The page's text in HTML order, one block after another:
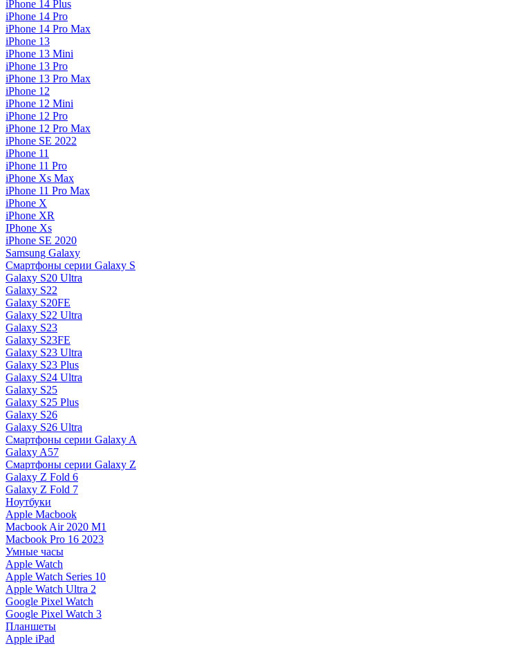
iPhone 14 Plus
iPhone 14 Pro
iPhone 14 Pro Max
iPhone 13
iPhone 13 Mini
iPhone 13 Pro
iPhone 13 Pro Max
iPhone 12
iPhone 12 Mini
iPhone 12 Pro
iPhone 12 Pro Max
iPhone SE 2022
iPhone 11
iPhone 11 Pro
iPhone Xs Max
iPhone 11 Pro Max
iPhone X
iPhone XR
IPhone Xs
iPhone SE 2020
Samsung Galaxy
Смартфоны серии Galaxy S
Galaxy S20 Ultra
Galaxy S22
Galaxy S20FE
Galaxy S22 Ultra
Galaxy S23
Galaxy S23FE
Galaxy S23 Ultra
Galaxy S23 Plus
Galaxy S24 Ultra
Galaxy S25
Galaxy S25 Plus
Galaxy S26
Galaxy S26 Ultra
Смартфоны серии Galaxy A
Galaxy A57
Смартфоны серии Galaxy Z
Galaxy Z Fold 6
Galaxy Z Fold 7
Ноутбуки
Apple Macbook
Macbook Air 2020 M1
Macbook Pro 16 2023
Умные часы
Apple Watch
Apple Watch Series 10
Apple Watch Ultra 2
Google Pixel Watch
Google Pixel Watch 3
Планшеты
Apple iPad